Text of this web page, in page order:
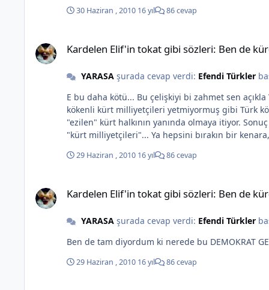
değilim farkındasın? Önce bir neyi savunduğunuzu
30 Haziran , 2010 16 yıl 86 cevap
Kardelen Elif'in tokat gibi sözleri: Ben de
YARASAşurada cevap verdi: Efendi Türkler
E bu daha kötü... Bu çelişkiyi bi zahmet sen açıkla Yahu neymiş bu Kürtler? Türkiye'nin her yerinde varlar, devletin her kadamesinde varlar ve hala eziliyoz da eziliyoz! Kürt
kökenli kürt milliyetçileri yetmiyormuş gibi Türk kökenli Kürt milliyetçiler de türemeye
"ezilen" kürt halkının yanında olmaya itiyor. Sonuç ne? Bir bakıyoruz ki demokratik ve sosyalist geçinen "Kürt kökenli kürt milliyetçileri"nin yanı sıra, Kürt bile olmadığı halde
"kürt milliyetçileri"... Ya hepsini bırakın bir kenara, siz açlıktan ölseniz (daha doğrusu öldürülseniz, aç bırakılsanız) ve size uydurma bir sorun empoze edilse açlığınızı unutup
Yok yere bir saldırı ile öldürüldüğünü düşünün, insafınız bu kadar mı kurudu!!! Bu ölüm üzerinden bile mi beceriksizce politika yaparsınız? Ve
29 Haziran , 2010 16 yıl 86 cevap
Kardelen Elif'in tokat gibi sözleri: Ben de
YARASAşurada cevap verdi: Efendi Türkler
29 Haziran , 2010 16 yıl 86 cevap